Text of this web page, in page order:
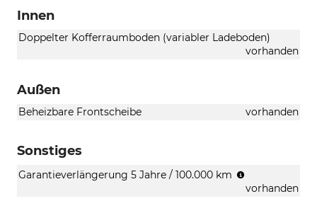
Innen
Doppelter Kofferraumboden (variabler Ladeboden)
vorhanden
Außen
Beheizbare Frontscheibe vorhanden
Sonstiges
Garantieverlängerung 5 Jahre / 100.000 km
zuerst
vorhanden